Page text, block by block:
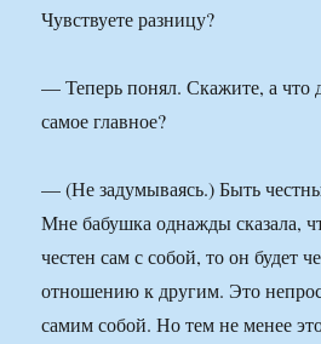
Чувствуете разницу?
— Теперь понял. Скажите, а что
самое главное?
— (Не задумываясь.) Быть
Мне бабушка однажды сказала,
честен сам с собой, то он будет
отношению к другим. Это
самим собой. Но тем не менее